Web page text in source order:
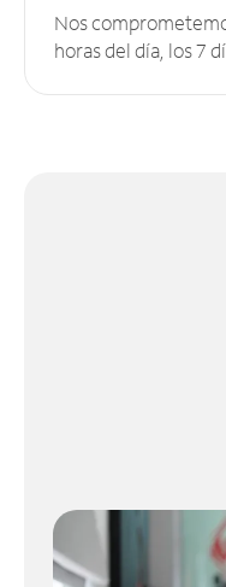
Nos
horas del día, los 7